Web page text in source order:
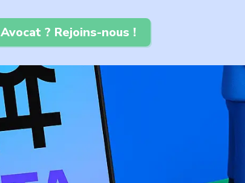
Avocat ? Rejoins-nous !